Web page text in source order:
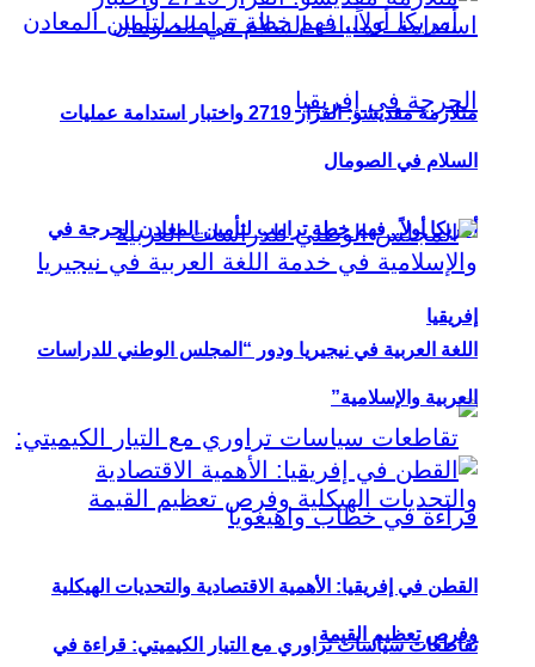
أمريكا أولاً.. فهم خطة ترامب لتأمين المعادن الحرجة في
إفريقيا
تقاطعات سياسات تراوري مع التيار الكيميتي: قراءة في
متلازمة مقديشو: القرار 2719 واختبار استدامة عمليات
السلام في الصومال
اللغة العربية في نيجيريا ودور “المجلس الوطني للدراسات
العربية والإسلامية”
القطن في إفريقيا: الأهمية الاقتصادية والتحديات الهيكلية
وفرص تعظيم القيمة